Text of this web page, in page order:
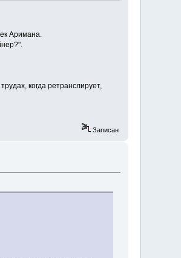
Аримана.
когда ретранслирует,
Записан